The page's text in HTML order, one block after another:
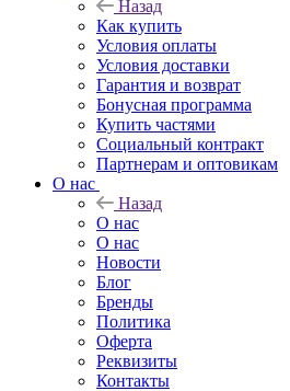
Назад
Как купить
Условия оплаты
Условия доставки
Гарантия и возврат
Бонусная программа
Купить частями
Социальный контракт
Партнерам и оптовикам
О нас
Назад
О нас
О нас
Новости
Блог
Бренды
Политика
Оферта
Реквизиты
Контакты